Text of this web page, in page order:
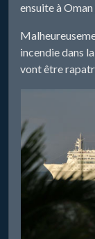
ensuite à
incendie dans
vont être